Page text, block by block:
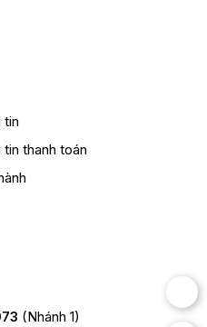
tin
thanh toán
(Nhánh 1)